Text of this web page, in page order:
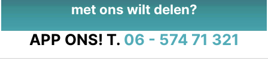
met ons wilt delen?
APP ONS! T. 06 - 574 71 321